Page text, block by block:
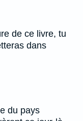
de ce livre, tu
dans
du pays